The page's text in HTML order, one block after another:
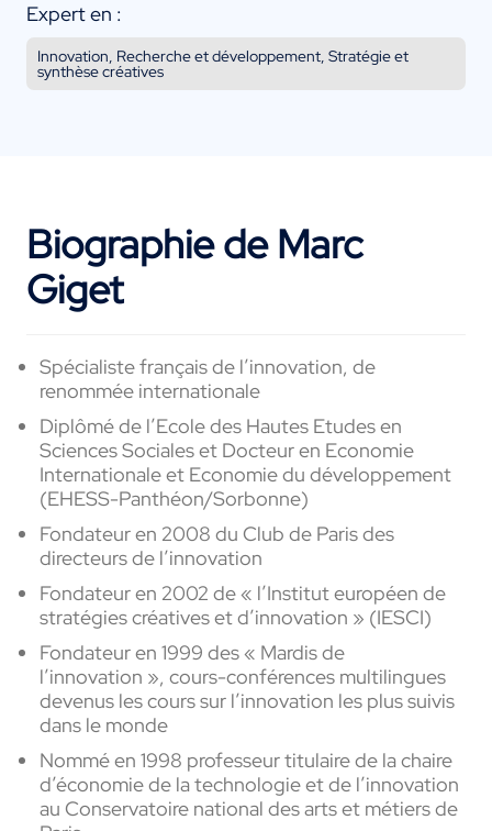
Expert en :
Innovation, Recherche et développement, Stratégie et
synthèse créatives
Biographie de Marc
Giget
Spécialiste français de l’innovation, de
renommée internationale
Diplômé de l’Ecole des Hautes Etudes en
Sciences Sociales et Docteur en Economie
Internationale et Economie du développement
(EHESS-Panthéon/Sorbonne)
Fondateur en 2008 du Club de Paris des
directeurs de l’innovation
Fondateur en 2002 de « l’Institut européen de
stratégies créatives et d’innovation » (IESCI)
Fondateur en 1999 des « Mardis de
l’innovation », cours-conférences multilingues
devenus les cours sur l’innovation les plus suivis
dans le monde
Nommé en 1998 professeur titulaire de la chaire
d’économie de la technologie et de l’innovation
au Conservatoire national des arts et métiers de